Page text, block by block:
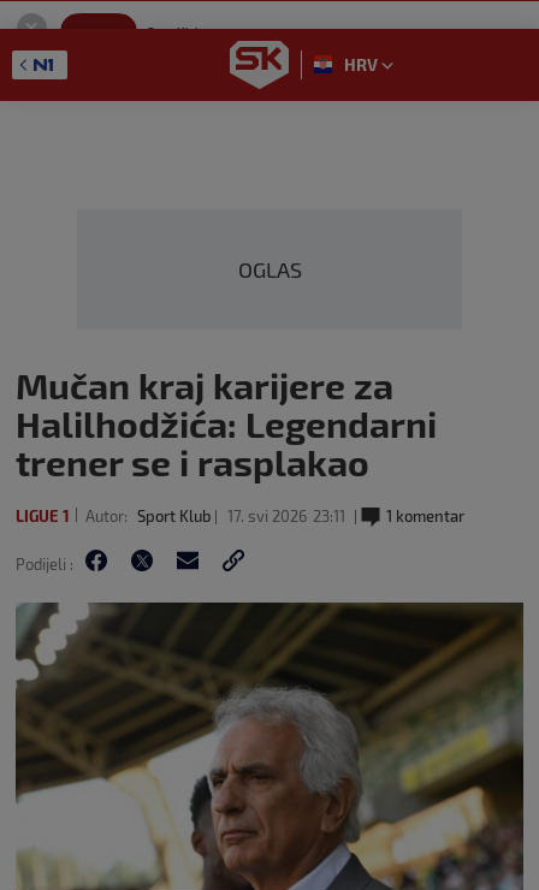
SportKlub
GET - On the Google Play
HRV
OGLAS
Mučan kraj karijere za
Halilhodžića: Legendarni
trener se i rasplakao
LIGUE 1 Autor: Sport Klub 17. svi 2026 23:11 1 komentar
Podijeli :